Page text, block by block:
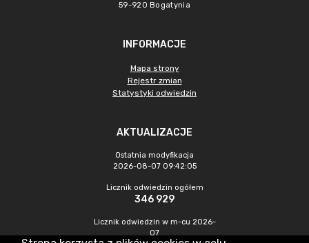
59-920 Bogatynia
INFORMACJE
Mapa strony
Rejestr zmian
Statystyki odwiedzin
AKTUALIZACJE
Ostatnia modyfikacja
2026-08-07 09:42:05
Licznik odwiedzin ogółem
346 929
Licznik odwiedzin w m-cu 2026-
07